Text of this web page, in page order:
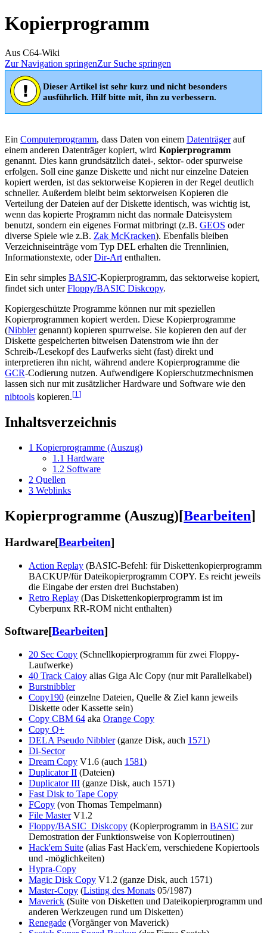
Kopierprogramm
Aus C64-Wiki
Zur Navigation springenZur Suche springen
Dieser Artikel ist sehr kurz und nicht besonders
ausführlich. Hilf bitte mit, ihn zu verbessern.
Ein Computerprogramm, dass Daten von einem Datenträgerauf
einem anderen Datenträger kopiert, wird Kopierprogramm
genannt. Dies kann grundsätzlich datei-, sektor- oder spurweise
erfolgen. Soll eine ganze Diskette und nicht nur einzelne Dateien
kopiert werden, ist das sektorweise Kopieren in der Regel deutlich
schneller. Außerdem bleibt beim sektorweisen Kopieren die
Verteilung der Dateien auf der Diskette identisch, was wichtig ist,
wenn das kopierte Programm nicht das normale Dateisystem
benutzt, sondern ein eigenes Format mitbringt (z.B. GEOS oder
diverse Spiele wie z.B. Zak McKracken). Ebenfalls bleiben
Verzeichniseinträge vom Typ DEL erhalten die Trennlinien,
Informationstexte, oderDir-Art enthalten.
Ein sehr simples BASIC-Kopierprogramm, das sektorweise kopiert,
findet sich unterFloppy/BASIC Diskcopy.
Kopiergeschützte Programme können nur mit speziellen
Kopierprogrammen kopiert werden. Diese Kopierprogramme
(Nibblergenannt) kopieren spurrweise. Sie kopieren den auf der
Diskette gespeicherten bitweisen Datenstrom wie ihn der
Schreib-/Lesekopf des Laufwerks sieht (fast) direkt und
interpretieren ihn nicht, während andere Kopierprogramme die
GCR-Codierung nutzen. Aufwendigere Kopierschutzmechnismen
lassen sich nur mit zusätzlicher Hardware und Software wie den
nibtools kopieren.[1 ]
Inhaltsverzeichnis
1 Kopierprogramme (Auszug)
1.1 Hardware
1.2 Software
2 Quellen
3 Weblinks
Kopierprogramme (Auszug)[Bearbeiten]
Hardware[Bearbeiten]
Action Replay (BASIC-Befehl: für Diskettenkopierprogramm
BACKUP/für Dateikopierprogramm COPY. Es reicht jeweils
die Eingabe der ersten drei Buchstaben)
Retro Replay (Das Diskettenkopierprogramm ist im
Cyberpunx RR-ROM nicht enthalten)
Software[Bearbeiten]
20 Sec Copy (Schnellkopierprogramm für zwei Floppy-
Laufwerke)
40 Track Caioy alias Giga Alc Copy (nur mit Parallelkabel)
Burstnibbler
Copy190 (einzelne Dateien, Quelle & Ziel kann jeweils
Diskette oder Kassette sein)
Copy CBM 64 aka Orange Copy
Copy Q+
DELA Pseudo Nibbler(ganze Disk, auch 1571)
Di-Sector
Dream Copy V1.6 (auch 1581)
Duplicator II (Dateien)
Duplicator III (ganze Disk, auch 1571)
Fast Disk to Tape Copy
FCopy (von Thomas Tempelmann)
File MasterV1.2
Floppy/BASIC_Diskcopy (Kopierprogramm in BASIC zur
Demostration der Funktionsweise von Kopierroutinen)
Hack'em Suite (alias Fast Hack'em, verschiedene Kopiertools
und -möglichkeiten)
Hypra-Copy
Magic Disk Copy V1.2 (ganze Disk, auch 1571)
Master-Copy (Listing des Monats 05/1987)
Maverick (Suite von Disketten und Dateikopierprogramm und
anderen Werkzeugen rund um Disketten)
Renegade (Vorgänger von Maverick)